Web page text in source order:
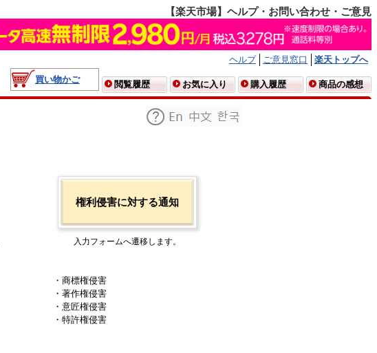
【楽天市場】ヘルプ・お問い合わせ・ご意見
ヘルプ ご意見窓口
楽天トップへ
買い物かご
閲覧履歴 お気に入り 購入履歴 商品の感想
権利侵害に対する通知
入力フォームへ遷移します。
・商標権侵害
・著作権侵害
・意匠権侵害
・特許権侵害